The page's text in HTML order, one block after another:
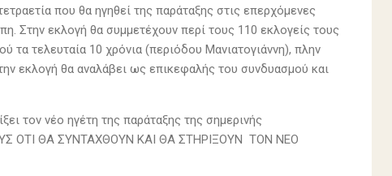
που θα ηγηθεί της παράταξης στις επερχόμενες
Στην εκλογή θα συμμετέχουν περί τους 110 εκλογείς τους
τελευταία 10 χρόνια (περιόδου Μανιατογιάννη), πλην
εκλογή θα αναλάβει ως επικεφαλής του συνδυασμού και
τον νέο ηγέτη της παράταξης της σημερινής
ΟΤΙ ΘΑ ΣΥΝΤΑΧΘΟΥΝ ΚΑΙ ΘΑ ΣΤΗΡΙΞΟΥΝ ΤΟΝ ΝΕΟ